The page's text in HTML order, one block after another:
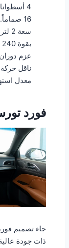
4 أسطوانات.
16 صماماً.
سعة 2 لتر.
بقوة 240 حصان للمحرك.
عزم دوران يصل
ناقل حركة
معدل استهلاك
فورد تورس 2021 من
ذات جودة